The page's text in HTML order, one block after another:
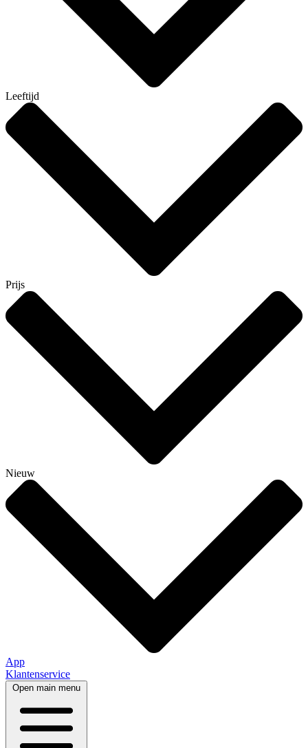
Leeftijd
Prijs
Nieuw
App
Klantenservice
Open main menu